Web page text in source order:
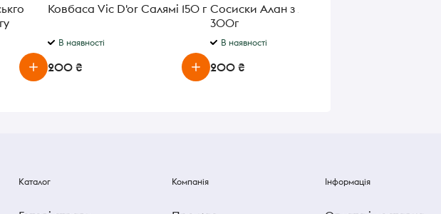
Ковбаса Vic D'or Салямі 150 г
В наявності
200 ₴
Сосиски Алан з яловичини
300г
В наявності
200 ₴
Каталог Компанія Інформація